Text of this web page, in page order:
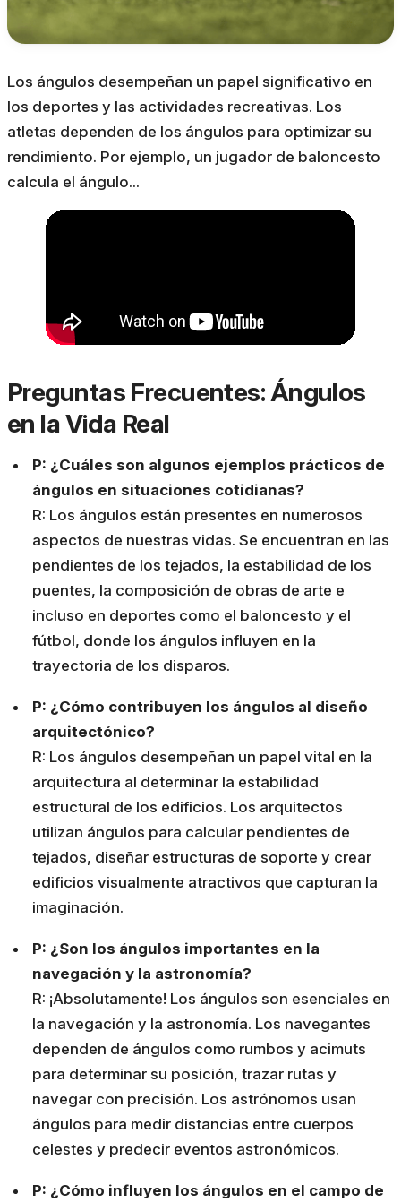
Los ángulos desempeñan un papel significativo en
los deportes y las actividades recreativas. Los
atletas dependen de los ángulos para optimizar su
rendimiento. Por ejemplo, un jugador de baloncesto
calcula el ángulo...
Preguntas Frecuentes: Ángulos
en la Vida Real
P: ¿Cuáles son algunos ejemplos prácticos de
ángulos en situaciones cotidianas?
R: Los ángulos están presentes en numerosos
aspectos de nuestras vidas. Se encuentran en las
pendientes de los tejados, la estabilidad de los
puentes, la composición de obras de arte e
incluso en deportes como el baloncesto y el
fútbol, donde los ángulos influyen en la
trayectoria de los disparos.
P: ¿Cómo contribuyen los ángulos al diseño
arquitectónico?
R: Los ángulos desempeñan un papel vital en la
arquitectura al determinar la estabilidad
estructural de los edificios. Los arquitectos
utilizan ángulos para calcular pendientes de
tejados, diseñar estructuras de soporte y crear
edificios visualmente atractivos que capturan la
imaginación.
P: ¿Son los ángulos importantes en la
navegación y la astronomía?
R: ¡Absolutamente! Los ángulos son esenciales en
la navegación y la astronomía. Los navegantes
dependen de ángulos como rumbos y acimuts
para determinar su posición, trazar rutas y
navegar con precisión. Los astrónomos usan
ángulos para medir distancias entre cuerpos
celestes y predecir eventos astronómicos.
P: ¿Cómo influyen los ángulos en el campo de